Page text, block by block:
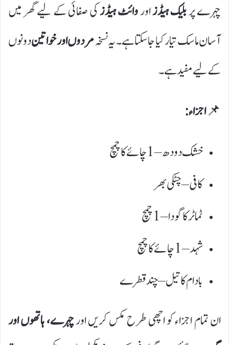
چہرے پربلیک ہیڈزاوروائٹ ہیڈزکی صفائی کے لیے گھر میں
آسان ماسک تیار کیا جا سکتا ہے۔ یہ نسخہمردوں اور خواتیندونوں
کے لیے مفید ہے۔
📌اجزاء:
خشک دودھ – 1 چائے کا چمچ
کافی – چٹکی بھر
ٹماٹر کا گودا – 1 چمچ
شہد – 1 چائے کا چمچ
بادام کا تیل – چند قطرے
ان تمام اجزاء کو اچھی طرح مکس کریں اورچہرے، ہاتھوں اور